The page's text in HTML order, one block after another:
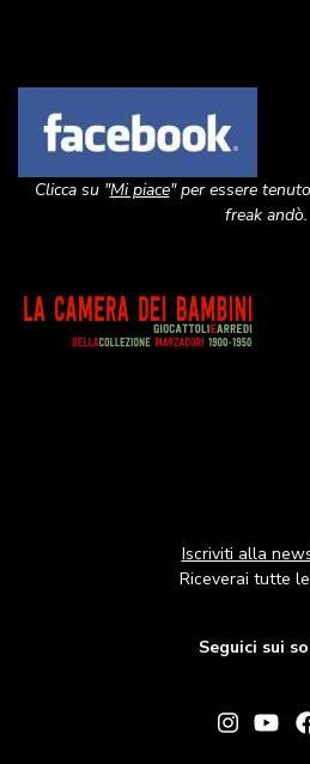
Clicca su "Mi piace" per essere
freak andò.
Image
Iscriviti alla
Riceverai tutte
Seguici sui